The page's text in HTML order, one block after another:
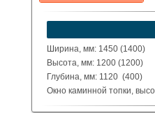
Какая цена Вас
устроит?
Указать цену
Ширина, мм: 1450 (1400)
Высота, мм: 1200 (1200)
Глубина, мм: 1120 (400)
Окно каминной топки,
Окно каминной топки,